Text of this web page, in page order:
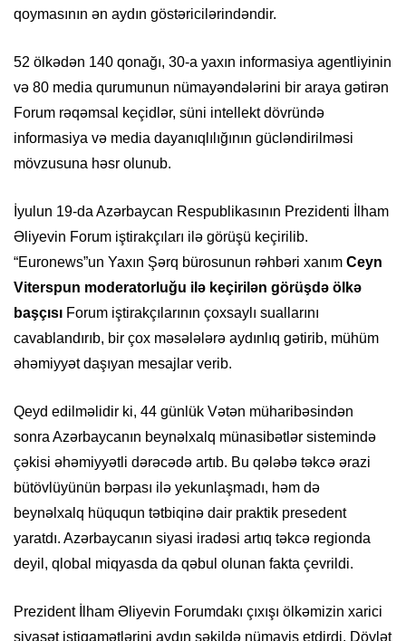
qoymasının ən aydın göstəricilərindəndir.
52 ölkədən 140 qonağı, 30-a yaxın informasiya agentliyinin
və 80 media qurumunun nümayəndələrini bir araya gətirən
Forum rəqəmsal keçidlər, süni intellekt dövründə
informasiya və media dayanıqlılığının gücləndirilməsi
mövzusuna həsr olunub.
İyulun 19-da Azərbaycan Respublikasının Prezidenti İlham
Əliyevin Forum iştirakçıları ilə görüşü keçirilib.
“Euronews”un Yaxın Şərq bürosunun rəhbəri xanım Ceyn
Viterspun moderatorluğu ilə keçirilən görüşdə ölkə
başçısı Forum iştirakçılarının çoxsaylı suallarını
cavablandırıb, bir çox məsələlərə aydınlıq gətirib, mühüm
əhəmiyyət daşıyan mesajlar verib.
Qeyd edilməlidir ki, 44 günlük Vətən müharibəsindən
sonra Azərbaycanın beynəlxalq münasibətlər sistemində
çəkisi əhəmiyyətli dərəcədə artıb. Bu qələbə təkcə ərazi
bütövlüyünün bərpası ilə yekunlaşmadı, həm də
beynəlxalq hüququn tətbiqinə dair praktik presedent
yaratdı. Azərbaycanın siyasi iradəsi artıq təkcə regionda
deyil, qlobal miqyasda da qəbul olunan fakta çevrildi.
Prezident İlham Əliyevin Forumdakı çıxışı ölkəmizin xarici
siyasət istiqamətlərini aydın şəkildə nümayiş etdirdi. Dövlət